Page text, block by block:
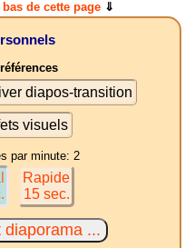
de cette page⇓
diapos-transition
visuels
par minute: 2
Rapide
15 sec.